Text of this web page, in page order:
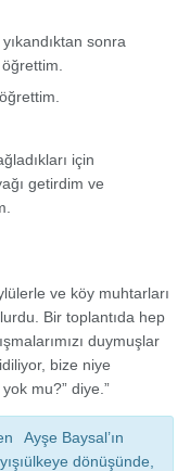
sonra
için
getirdim ve
ve köy muhtarları
Bir toplantıda hep
duymuşlar
bize niye
mu?” diye.”
Ayşe Baysal’ın
ülkeye dönüşünde,